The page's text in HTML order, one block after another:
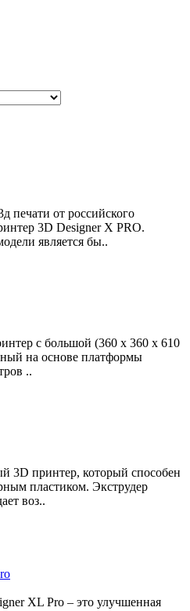
печати от российского
3D Designer X PRO.
является бы..
с большой (360 х 360 х 610
на основе платформы
..
3D принтер, который способен
пластиком. Экструдер
воз..
XL Pro – это улучшенная